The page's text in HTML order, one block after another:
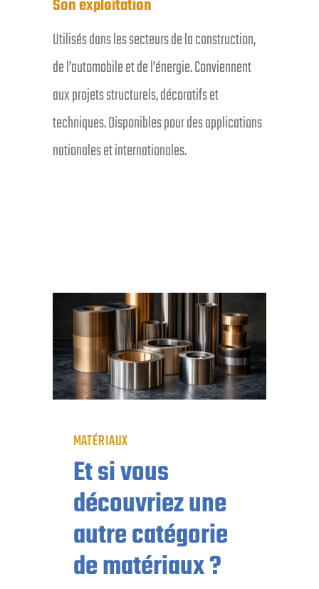
Son exploitation
Utilisés dans les secteurs de la construction,
de l’automobile et de l’énergie. Conviennent
aux projets structurels, décoratifs et
techniques. Disponibles pour des applications
nationales et internationales.
MATÉRIAUX
Et si vous
découvriez une
autre catégorie
de matériaux ?